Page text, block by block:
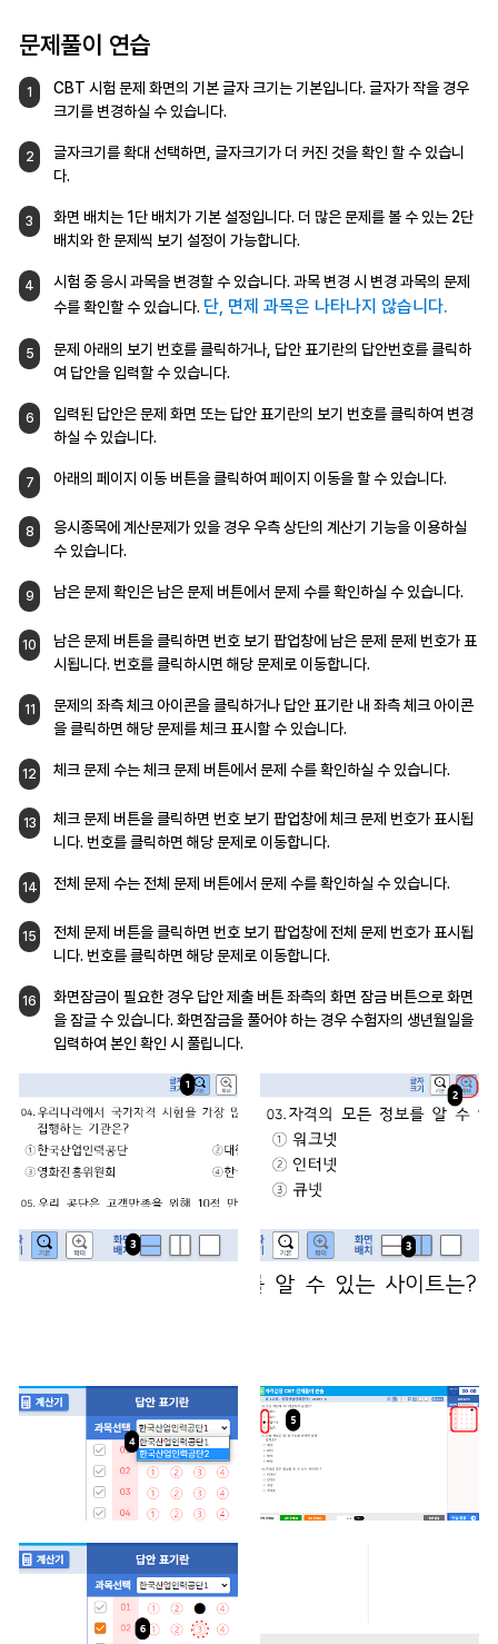
문제풀이 연습
1 CBT 시험 문제 화면의 기본 글자 크기는 기본입니다. 글자가 작을 경우
크기를 변경하실 수 있습니다.
2 글자크기를 확대 선택하면, 글자크기가 더 커진 것을 확인 할 수 있습니
다.
3 화면 배치는 1단 배치가 기본 설정입니다. 더 많은 문제를 볼 수 있는 2단
배치와 한 문제씩 보기 설정이 가능합니다.
4 시험 중 응시 과목을 변경할 수 있습니다.과목 변경 시 변경 과목의 문제
수를 확인할 수있습니다. 단, 면제 과목은 나타나지 않습니다.
5 문제 아래의 보기 번호를 클릭하거나, 답안 표기란의 답안번호를 클릭하
여 답안을입력할 수 있습니다.
6 입력된 답안은 문제 화면 또는 답안 표기란의 보기 번호를 클릭하여 변경
하실 수 있습니다.
7 아래의 페이지 이동 버튼을 클릭하여 페이지 이동을 할 수 있습니다.
8 응시종목에 계산문제가 있을 경우 우측 상단의계산기 기능을 이용하실
수 있습니다.
9 남은 문제 확인은 남은 문제 버튼에서 문제 수를확인하실 수 있습니다.
10 남은 문제 버튼을 클릭하면 번호 보기 팝업창에 남은 문제 문제 번호가 표
시됩니다. 번호를클릭하시면 해당 문제로 이동합니다.
11 문제의 좌측 체크 아이콘을 클릭하거나 답안 표기란 내 좌측 체크 아이콘
을 클릭하면 해당문제를 체크 표시할 수 있습니다.
12 체크 문제 수는 체크 문제 버튼에서 문제 수를확인하실 수 있습니다.
13 체크 문제 버튼을 클릭하면 번호 보기 팝업창에체크 문제 번호가 표시됩
니다. 번호를클릭하면 해당 문제로 이동합니다.
14 전체 문제 수는 전체 문제 버튼에서 문제 수를확인하실 수 있습니다.
15 전체 문제 버튼을 클릭하면 번호 보기 팝업창에전체 문제 번호가 표시됩
니다. 번호를클릭하면 해당 문제로 이동합니다.
16 화면잠금이 필요한 경우 답안 제출 버튼 좌측의화면 잠금 버튼으로 화면
을 잠글 수 있습니다.화면잠금을 풀어야 하는 경우 수험자의 생년월일을
입력하여 본인 확인 시 풀립니다.